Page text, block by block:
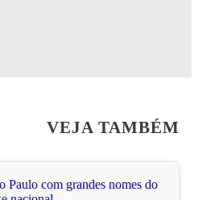
VEJA TAMBÉM